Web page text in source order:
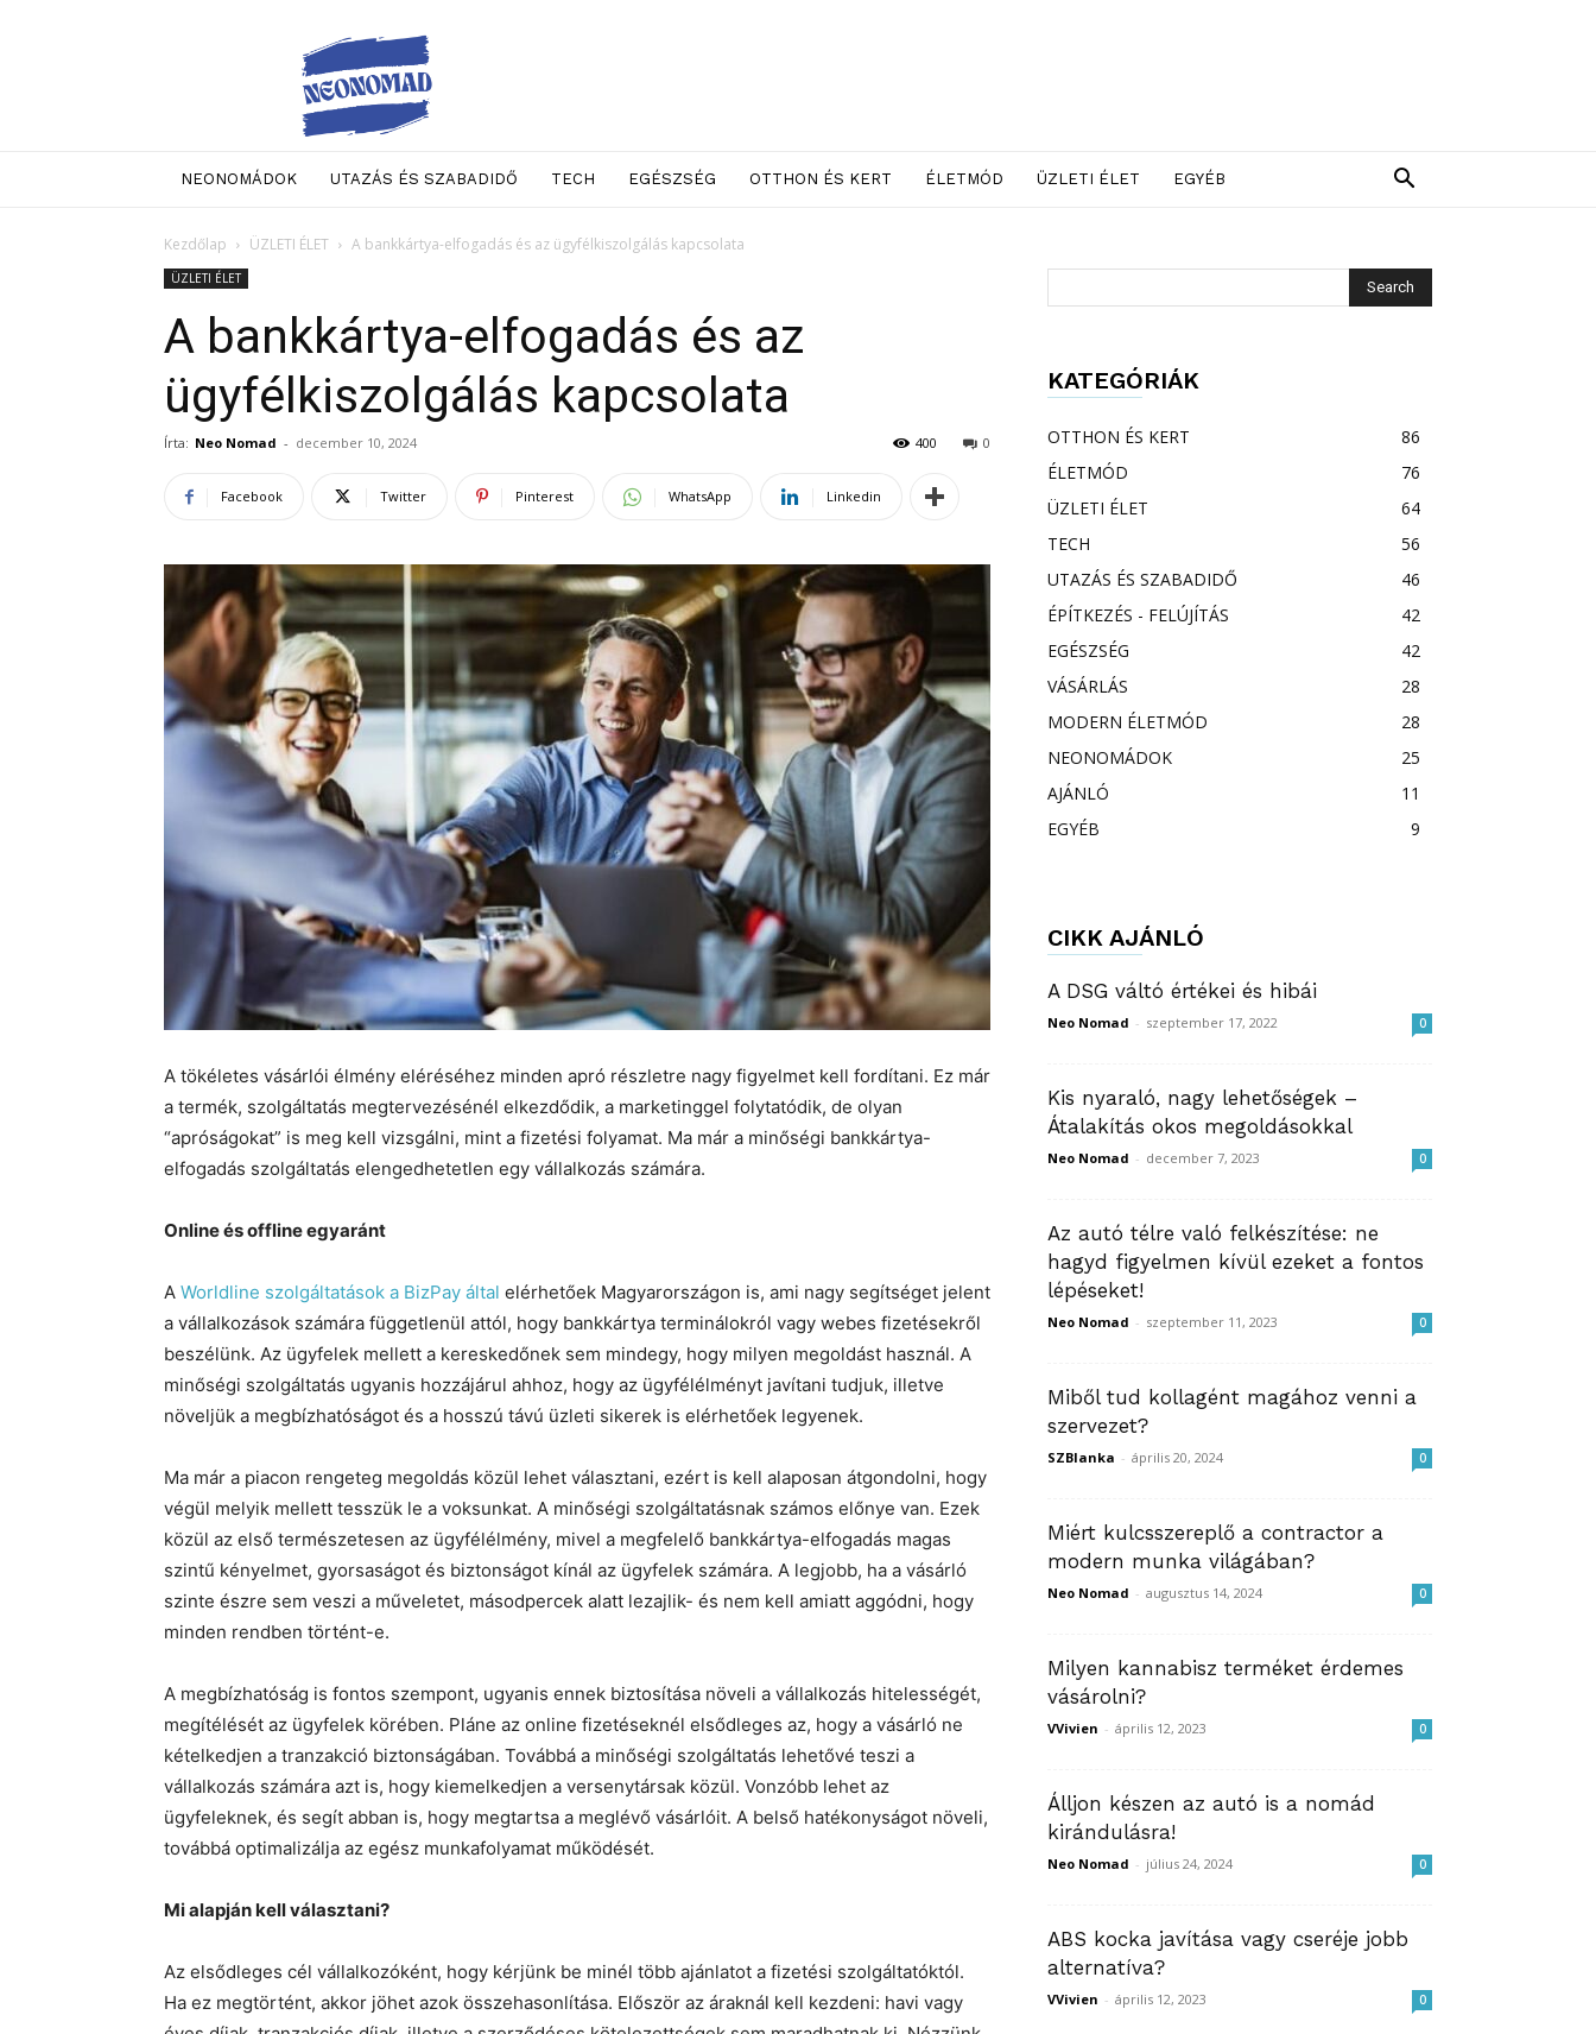
Neo
Nomad
NEONOMÁDOK UTAZÁS ÉS SZABADIDŐ TECH EGÉSZSÉG OTTHON ÉS KERT ÉLETMÓD ÜZLETI ÉLET EGYÉB
Kezdőlap ÜZLETI ÉLET A bankkártya-elfogadás és az ügyfélkiszolgálás kapcsolata
ÜZLETI ÉLET
A bankkártya-elfogadás és az
ügyfélkiszolgálás kapcsolata
Írta: Neo Nomad - december 10, 2024 0
400
Facebook Twitter Pinterest WhatsApp Linkedin
A tökéletes vásárlói élmény eléréséhez minden apró részletre nagy figyelmet kell fordítani. Ez már
a termék, szolgáltatás megtervezésénél elkezdődik, a marketinggel folytatódik, de olyan
“apróságokat” is meg kell vizsgálni, mint a fizetési folyamat. Ma már a minőségi bankkártya-
elfogadás szolgáltatás elengedhetetlen egy vállalkozás számára.
Online és offline egyaránt
A Worldline szolgáltatások a BizPay által elérhetőek Magyarországon is, ami nagy segítséget jelent
a vállalkozások számára függetlenül attól, hogy bankkártya terminálokról vagy webes fizetésekről
beszélünk. Az ügyfelek mellett a kereskedőnek sem mindegy, hogy milyen megoldást használ. A
minőségi szolgáltatás ugyanis hozzájárul ahhoz, hogy az ügyfélélményt javítani tudjuk, illetve
növeljük a megbízhatóságot és a hosszú távú üzleti sikerek is elérhetőek legyenek.
Ma már a piacon rengeteg megoldás közül lehet választani, ezért is kell alaposan átgondolni, hogy
végül melyik mellett tesszük le a voksunkat. A minőségi szolgáltatásnak számos előnye van. Ezek
közül az első természetesen az ügyfélélmény, mivel a megfelelő bankkártya-elfogadás magas
szintű kényelmet, gyorsaságot és biztonságot kínál az ügyfelek számára. A legjobb, ha a vásárló
szinte észre sem veszi a műveletet, másodpercek alatt lezajlik- és nem kell amiatt aggódni, hogy
minden rendben történt-e.
A megbízhatóság is fontos szempont, ugyanis ennek biztosítása növeli a vállalkozás hitelességét,
megítélését az ügyfelek körében. Pláne az online fizetéseknél elsődleges az, hogy a vásárló ne
kételkedjen a tranzakció biztonságában. Továbbá a minőségi szolgáltatás lehetővé teszi a
vállalkozás számára azt is, hogy kiemelkedjen a versenytársak közül. Vonzóbb lehet az
ügyfeleknek, és segít abban is, hogy megtartsa a meglévő vásárlóit. A belső hatékonyságot növeli,
továbbá optimalizálja az egész munkafolyamat működését.
Mi alapján kell választani?
Az elsődleges cél vállalkozóként, hogy kérjünk be minél több ajánlatot a fizetési szolgáltatóktól.
Ha ez megtörtént, akkor jöhet azok összehasonlítása. Először az áraknál kell kezdeni: havi vagy
KATEGÓRIÁK
OTTHON ÉS KERT
86
ÉLETMÓD
76
ÜZLETI ÉLET
64
TECH
56
UTAZÁS ÉS SZABADIDŐ
46
ÉPÍTKEZÉS - FELÚJÍTÁS
42
EGÉSZSÉG
42
VÁSÁRLÁS
28
MODERN ÉLETMÓD
28
NEONOMÁDOK
25
AJÁNLÓ
11
EGYÉB
9
CIKK AJÁNLÓ
A DSG váltó értékei és hibái
Neo Nomad - szeptember 17, 2022 0
Kis nyaraló, nagy lehetőségek –
Átalakítás okos megoldásokkal
Neo Nomad - december 7, 2023 0
Az autó télre való felkészítése: ne
hagyd figyelmen kívül ezeket a fontos
lépéseket!
Neo Nomad - szeptember 11, 2023 0
Miből tud kollagént magához venni a
szervezet?
SZBlanka - április 20, 2024 0
Miért kulcsszereplő a contractor a
modern munka világában?
Neo Nomad - augusztus 14, 2024 0
Milyen kannabisz terméket érdemes
vásárolni?
VVivien - április 12, 2023 0
Álljon készen az autó is a nomád
kirándulásra!
Neo Nomad - július 24, 2024 0
ABS kocka javítása vagy cseréje jobb
alternatíva?
VVivien - április 12, 2023 0